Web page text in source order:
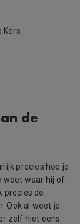
Kers
de
precies hoe je
weet waar hij of
precies de
Ook al weet je
zelf niet eens